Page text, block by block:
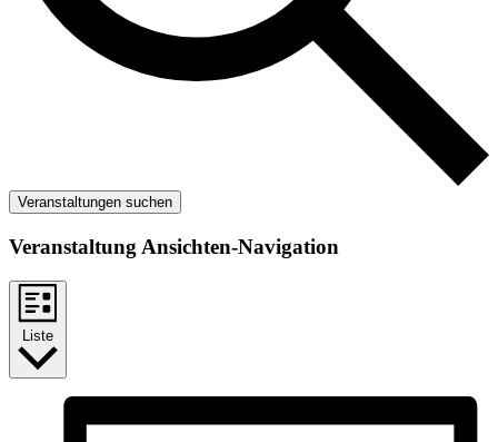
Veranstaltungen suchen
Veranstaltung Ansichten-Navigation
Liste